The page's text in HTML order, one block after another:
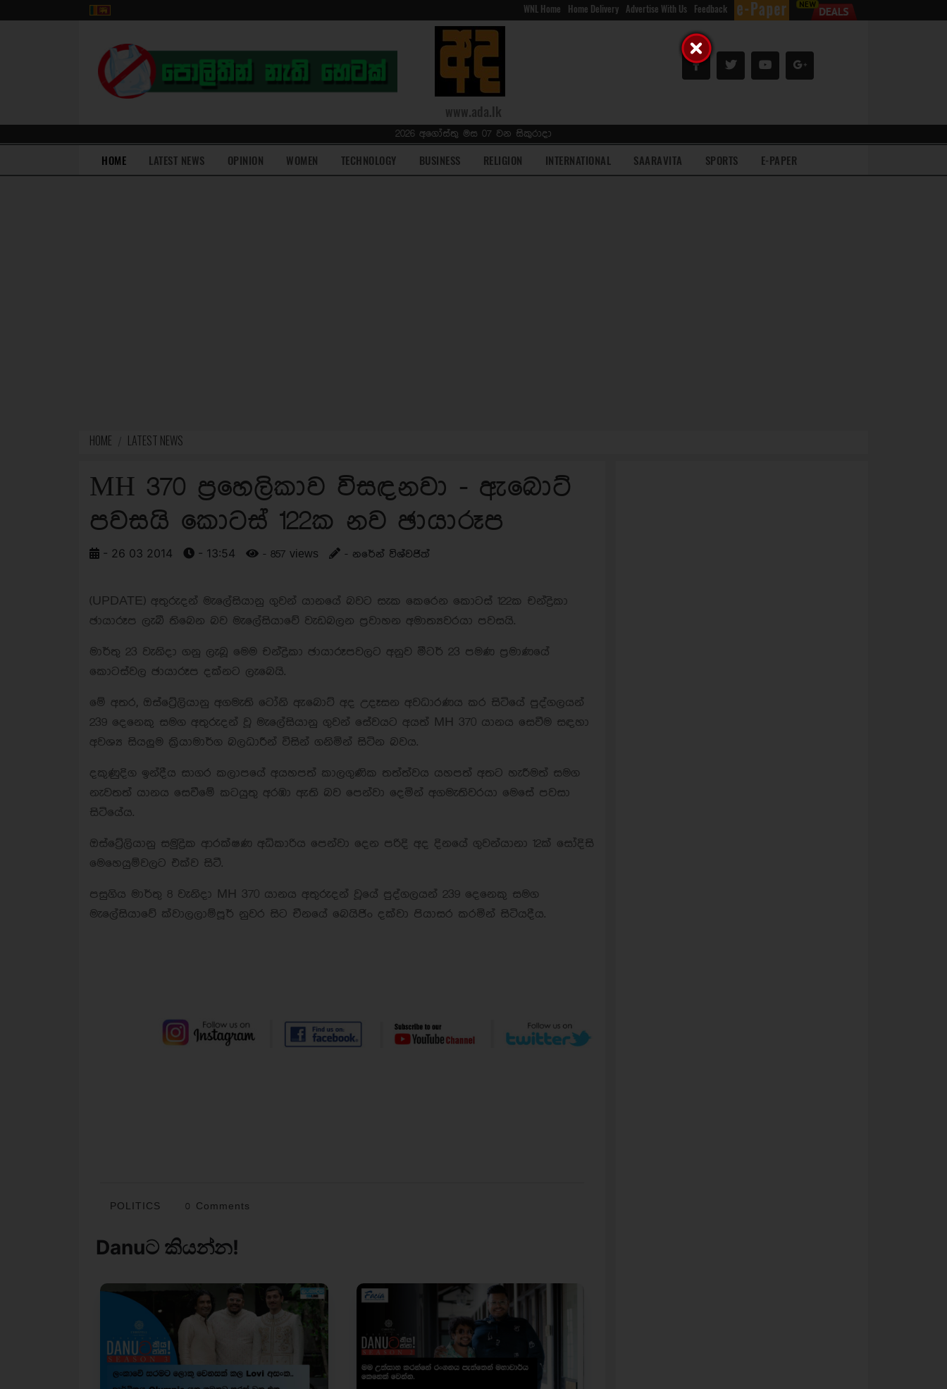
WNL Home Home Delivery Advertise With Us Feedback
www.ada.lk
2026 අගෝස්තු මස 07 වන සිකුරාදා
HOME(current)LATEST NEWS OPINION WOMEN TECHNOLOGY BUSINESS RELIGION INTERNATIONAL SAARAVITA SPORTS E-PAPER
HOME LATEST NEWS
MH 370 ප්‍රහෙලිකාව විසඳනවා - ඇබොට්
පවසයි කොටස් 122ක නව ඡායාරූප
- 26 03 2014 - 13:54 - 857 views - නරේන් විශ්වජිත්
(UPDATE) අතුරුදන් මැලේසියානු ගුවන් යානයේ බවට සැක කෙරෙන කොටස් 122ක චන්ද්‍රිකා
ඡායාරූප ලැබී තිබෙන බව මැලේසියාවේ වැඩබලන ප්‍රවාහන අමාත්‍යවරයා පවසයි.
මාර්තු 23 වැනිදා ගනු ලැබූ මෙම චන්ද්‍රිකා ඡායාරූපවලට අනුව මීටර් 23 පමණ ප්‍රමාණයේ
කොටස්වල ඡායාරූප දක්නට ලැබෙයි.
මේ අතර, ඔස්ට්‍රේලියානු අගමැති ටෝනි ඇබොට් අද උදෑසන අවධාරණය කර සිටියේ පුද්ගලයන්
239 දෙනෙකු සමග අතුරුදන් වූ මැලේසියානු ගුවන් සේවයට අයත් MH 370 යානය සෙවීම සඳහා
අවශ්‍ය සියලුම ක්‍රියාමාර්ග බලධාරීන් විසින් ගනිමින් සිටින බවය.
දකුණුදිග ඉන්දීය සාගර කලාපයේ අයහපත් කාලගුණික තත්ත්වය යහපත් අතට හැරීමත් සමග
නැවතත් යානය සෙවීමේ කටයුතු අරඹා ඇති බව පෙන්වා දෙමින් අගමැතිවරයා මෙසේ පවසා
සිටියේය.
ඔස්ට්‍රේලියානු සමුද්‍රික ආරක්ෂණ අධිකාරිය පෙන්වා දෙන පරිදි අද දිනයේ ගුවන්යානා 12ක් සෝදිසි
මෙහෙයුම්වලට එක්ව සිටී.
පසුගිය මාර්තු 8 වැනිදා MH 370 යානය අතුරුදන් වූයේ පුද්ගලයන් 239 දෙනෙකු සමග
මැලේසියාවේ ක්වාලලාම්පූර් නුවර සිට චීනයේ බෙයිජිං දක්වා පියාසර කරමින් සිටියදීය.
POLITICS 0 Comments